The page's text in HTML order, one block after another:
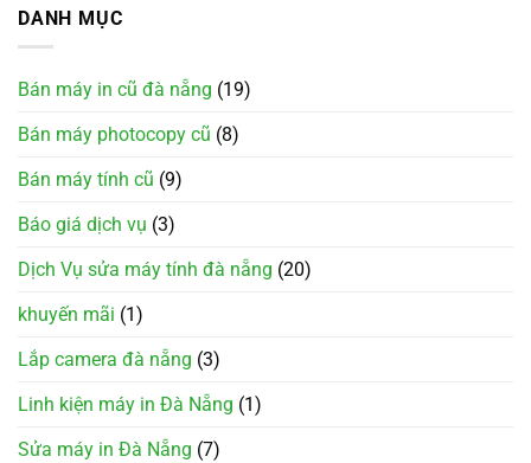
DANH MỤC
Bán máy in cũ đà nẵng (19)
Bán máy photocopy cũ (8)
Bán máy tính cũ (9)
Báo giá dịch vụ (3)
Dịch Vụ sửa máy tính đà nẵng (20)
khuyến mãi (1)
Lắp camera đà nẵng (3)
Linh kiện máy in Đà Nẵng (1)
Sửa máy in Đà Nẵng (7)